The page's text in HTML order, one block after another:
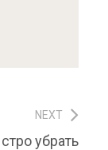
NEXT
убрать